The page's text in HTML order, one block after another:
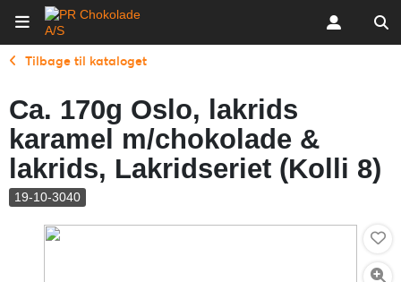
Tilbage til kataloget
Ca. 170g Oslo, lakrids
karamel m/chokolade &
lakrids, Lakridseriet (Kolli 8)
19-10-3040